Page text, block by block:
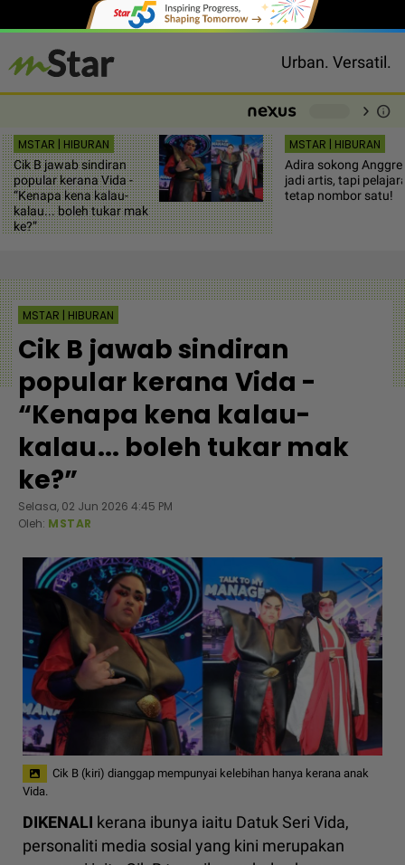
Urban. Versatil.
chevron_right info
MSTAR | HIBURAN
Cik B jawab sindiran
popular kerana Vida -
“Kenapa kena kalau-
kalau... boleh tukar mak
ke?”
MSTAR | HIBURAN
Adira sokong
jadi artis, tapi
tetap nombor satu!
MSTAR | HIBURAN
Cik B jawab sindiran
popular kerana Vida -
“Kenapa kena kalau-
kalau... boleh tukar mak
ke?”
Selasa, 02 Jun 2026 4:45 PM
Oleh: MSTAR
Cik B (kiri) dianggap mempunyai kelebihan hanya kerana anak
Vida.
DIKENALI kerana ibunya iaitu Datuk Seri Vida,
personaliti media sosial yang kini merupakan